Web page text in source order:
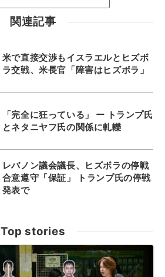
関連記事
米で直接交渉もイスラエルとヒズボ
ラ交戦、米長官「障害はヒズボラ」
「完全に狂っている」 ー トランプ氏
とネタニヤフ氏の関係に軋轢
レバノン議会議長、ヒズボラの停戦
合意遵守「保証」 トランプ氏の停戦
発表で
Top stories